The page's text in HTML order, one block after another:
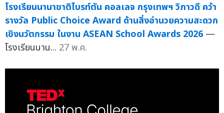
โรงเรียนนานาชาติไบรท์ตัน คอลเลจ กรุงเทพฯ วิภาวดี คว้า
รางวัล Public Choice Award ด้านสิ่งอำนวยความสะดวก
เชิงนวัตกรรม ในงาน ASEAN School Awards 2026 —
โรงเรียนนาน... 27 พ.ค.